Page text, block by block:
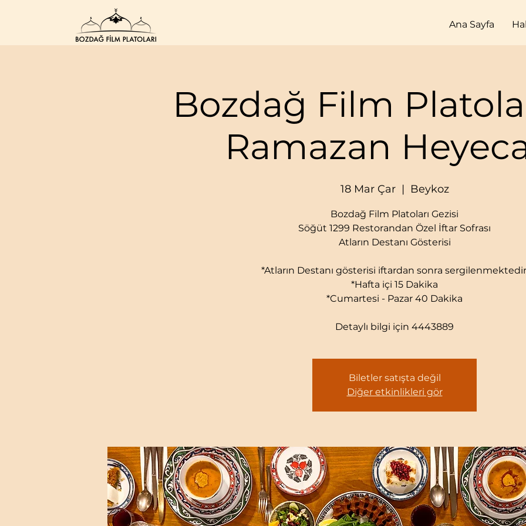
Ana Sayfa
Bozdağ Film
Ramazan
18 Mar Çar
  |
Beykoz
Bozdağ Film Platoları Gezisi
Söğüt 1299 Restorandan Özel İftar Sofrası
Atların Destanı Gösterisi
*Atların Destanı gösterisi iftardan sonra
*Hafta içi 15 Dakika
*Cumartesi - Pazar 40 Dakika
Detaylı bilgi için 4443889
Biletler satışta değil
Diğer etkinlikleri gör